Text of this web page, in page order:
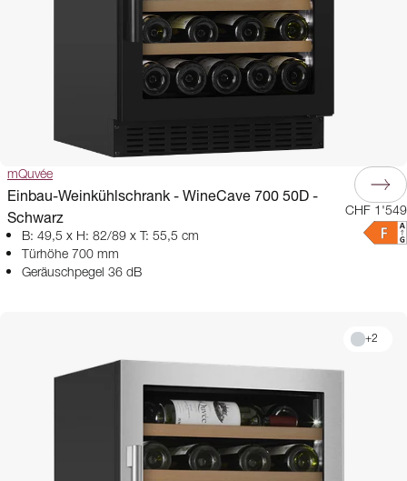
mQuvée
Einbau-Weinkühlschrank - WineCave 700 50D -
Schwarz
B: 49,5 x H: 82/89 x T: 55,5 cm
Türhöhe 700 mm
Geräuschpegel 36 dB
CHF 1'549
+2